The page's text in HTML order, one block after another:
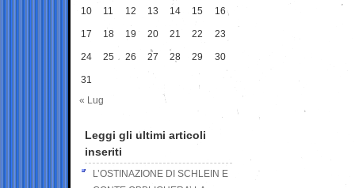
10 11 12 13 14 15 16
17 18 19 20 21 22 23
24 25 26 27 28 29 30
31
« Lug
Leggi gli ultimi articoli
inseriti
L’OSTINAZIONE DI SCHLEIN E